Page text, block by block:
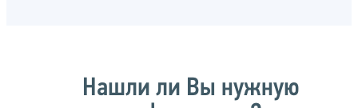
Нашли ли Вы нужную